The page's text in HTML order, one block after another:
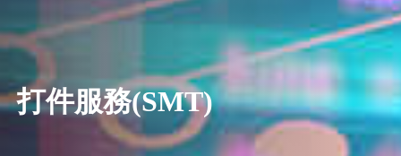
打件服務(SMT)